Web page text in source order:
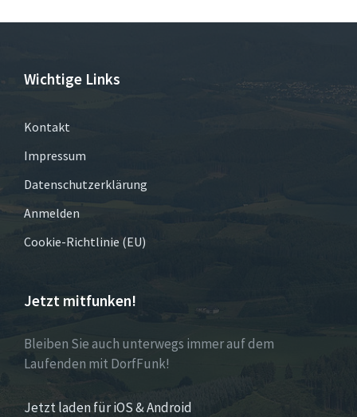
Wichtige Links
Kontakt
Impressum
Datenschutzerklärung
Anmelden
Cookie-Richtlinie (EU)
Jetzt mitfunken!
Bleiben Sie auch unterwegs immer auf dem
Laufenden mit DorfFunk!
Jetzt laden für iOS & Android